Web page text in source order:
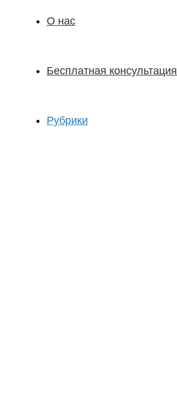
О нас
Бесплатная консультация
Рубрики